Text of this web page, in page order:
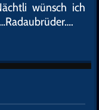
der Seite das Bild